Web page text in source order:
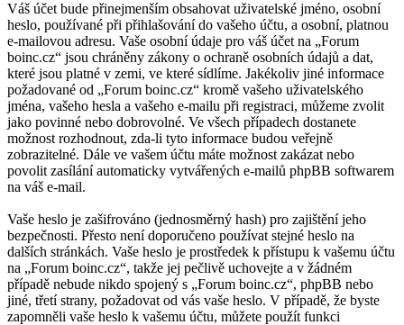
Váš účet bude přinejmenším obsahovat uživatelské jméno, osobní
heslo, používané při přihlašování do vašeho účtu, a osobní, platnou
e-mailovou adresu. Vaše osobní údaje pro váš účet na „Forum
boinc.cz“ jsou chráněny zákony o ochraně osobních údajů a dat,
které jsou platné v zemi, ve které sídlíme. Jakékoliv jiné informace
požadované od „Forum boinc.cz“ kromě vašeho uživatelského
jména, vašeho hesla a vašeho e-mailu při registraci, můžeme zvolit
jako povinné nebo dobrovolné. Ve všech případech dostanete
možnost rozhodnout, zda-li tyto informace budou veřejně
zobrazitelné. Dále ve vašem účtu máte možnost zakázat nebo
povolit zasílání automaticky vytvářených e-mailů phpBB softwarem
na váš e-mail.
Vaše heslo je zašifrováno (jednosměrný hash) pro zajištění jeho
bezpečnosti. Přesto není doporučeno používat stejné heslo na
dalších stránkách. Vaše heslo je prostředek k přístupu k vašemu účtu
na „Forum boinc.cz“, takže jej pečlivě uchovejte a v žádném
případě nebude nikdo spojený s „Forum boinc.cz“, phpBB nebo
jiné, třetí strany, požadovat od vás vaše heslo. V případě, že byste
zapomněli vaše heslo k vašemu účtu, můžete použít funkci